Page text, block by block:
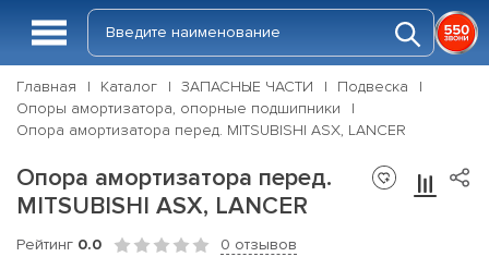
Главная Каталог ЗАПАСНЫЕ ЧАСТИ
Подвеска
Опоры амортизатора, опорные подшипники
Опора амортизатора перед. MITSUBISHI ASX, LANCER
Опора амортизатора перед.
MITSUBISHI ASX, LANCER
Рейтинг 0.0 0 отзывов